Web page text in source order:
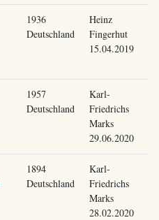
1936
Deutschland
Heinz
Fingerhut
15.04.2019
1957
Deutschland
Karl-
Friedrichs
Marks
29.06.2020
1894
Deutschland
Karl-
Friedrichs
Marks
28.02.2020